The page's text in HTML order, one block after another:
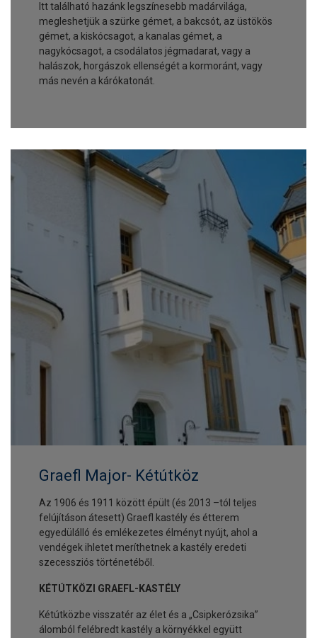
Itt található hazánk legszínesebb madárvilága,
megleshetjük a szürke gémet, a bakcsót, az üstökös
gémet, a kiskócsagot, a kanalas gémet, a
nagykócsagot, a csodálatos jégmadarat, vagy a
halászok, horgászok ellenségét a kormoránt, vagy
más nevén a kárókatonát.
Graefl Major- Kétútköz
Az 1906 és 1911 között épült (és 2013 –tól teljes
felújításon átesett) Graefl kastély és étterem
egyedülálló és emlékezetes élményt nyújt, ahol a
vendégek ihletet meríthetnek a kastély eredeti
szecessziós történetéből.
KÉTÚTKÖZI GRAEFL-KASTÉLY
Kétútközbe visszatér az élet és a „Csipkerózsika”
álomból felébredt kastély a környékkel együtt